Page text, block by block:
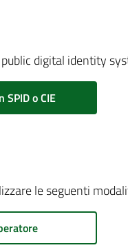
digital identity
SPID o CIE
le seguenti